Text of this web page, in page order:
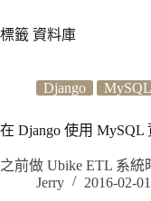
標籤 資料庫
Django MySQL
在 Django 使用 MySQL
之前做 Ubike ETL 系
Jerry
2016-02-01